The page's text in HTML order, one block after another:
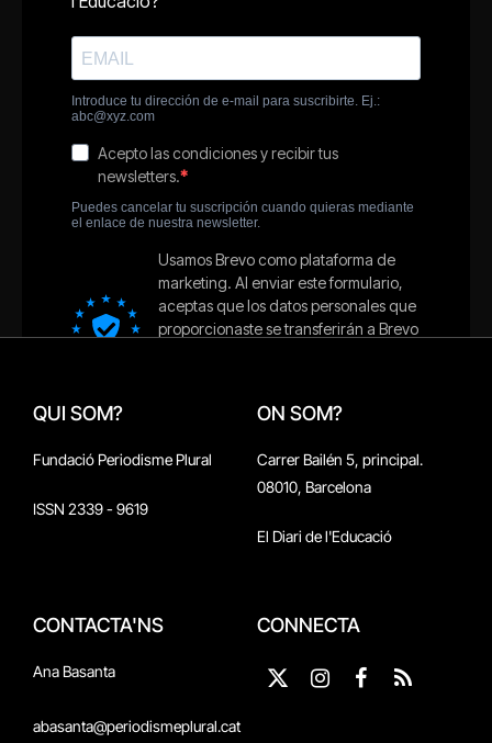
QUI SOM?
Fundació Periodisme Plural
ISSN 2339 - 9619
ON SOM?
Carrer Bailén 5, principal.
08010, Barcelona
El Diari de l'Educació
CONTACTA'NS
Ana Basanta
abasanta@periodismeplural.cat
CONNECTA
X
Instagram
Facebook
RSS